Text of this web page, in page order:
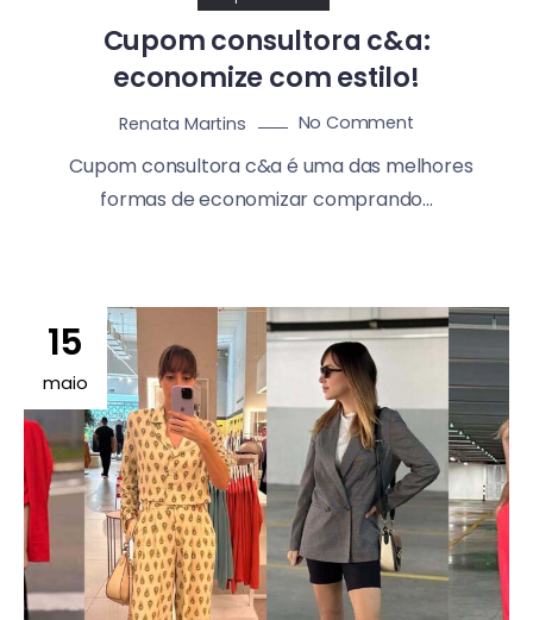
Cupom consultora c&a:
economize com estilo!
Renata Martins No Comment
Cupom consultora c&a é uma das melhores
formas de economizar comprando...
15
maio